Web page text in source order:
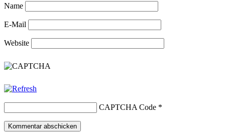
Name
E-Mail
Website
CAPTCHA Code *